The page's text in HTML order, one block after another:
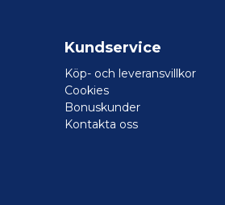
Kundservice
Köp- och leveransvillkor
Cookies
Bonuskunder
Kontakta oss